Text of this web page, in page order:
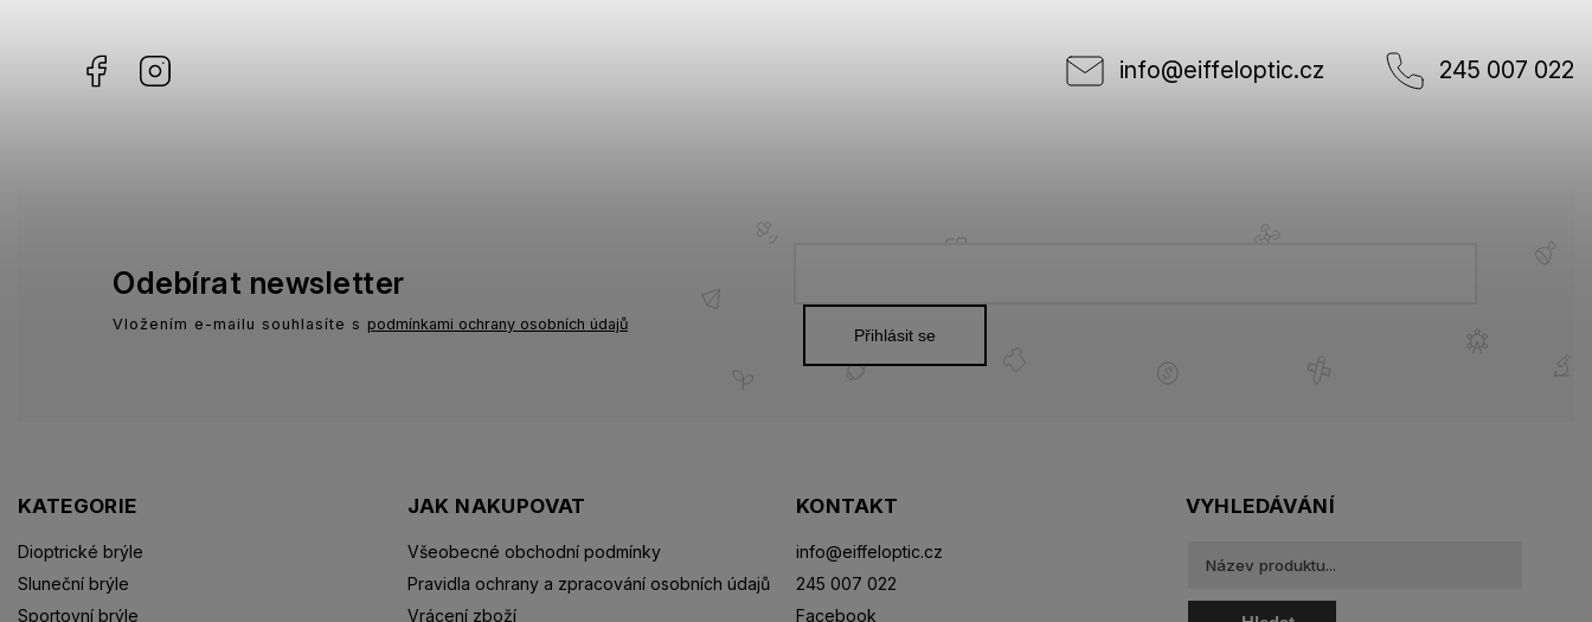
Facebook info@eiffeloptic.cz 245 007 022
KATEGORIE
Dioptrické brýle
Sluneční brýle
Sportovní brýle
JAK NAKUPOVAT
Všeobecné obchodní podmínky
Pravidla ochrany a zpracování osobních údajů
Vrácení zboží
KONTAKT
info@eiffeloptic.cz
245 007 022
Facebook
Odebírat newsletter
Vložením e-mailu souhlasíte s podmínkami ochrany osobních údajů
Přihlásit se
VYHLEDÁVÁNÍ